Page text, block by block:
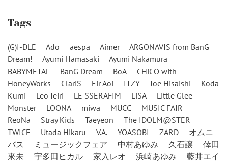
Tags
(G)I-DLE Ado aespa Aimer
ARGONAVIS from BanG
Dream!
Ayumi Hamasaki
Ayumi Nakamura
BABYMETAL
BanG Dream BoA
CHiCO with
HoneyWorks
ClariS Eir Aoi ITZY Joe Hisaishi
Koda
Kumi
Leo Ieiri LE SSERAFIM LiSA
Little Glee
Monster
LOONA miwa MUCC
MUSIC FAIR
ReoNa
Stray Kids Taeyeon
The IDOLM@STER
TWICE
Utada Hikaru V.A. YOASOBI ZARD
オムニ
バス
ミュージックフェア 中村あゆみ 久石譲
倖田
來未
宇多田ヒカル 家入レオ 浜崎あゆみ
藍井エイ